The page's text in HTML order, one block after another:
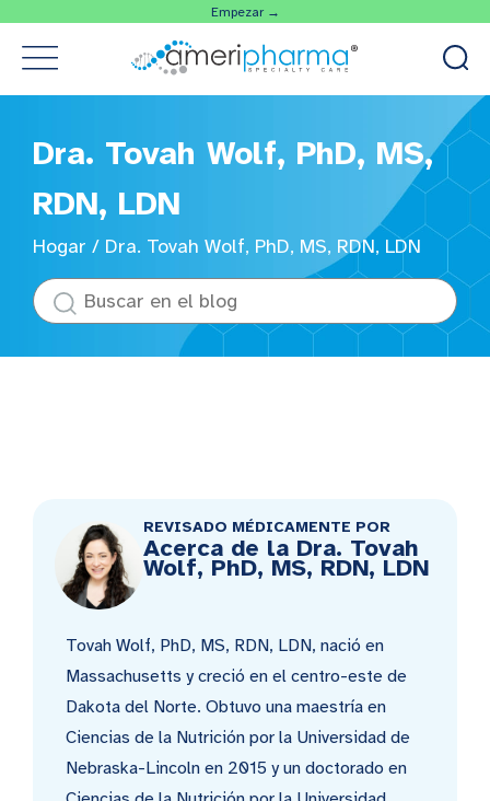
Empezar →
Dra. Tovah Wolf, PhD, MS,
RDN, LDN
Hogar / Dra. Tovah Wolf, PhD, MS, RDN, LDN
REVISADO MÉDICAMENTE POR
Acerca de la Dra. Tovah
Wolf, PhD, MS, RDN, LDN
Tovah Wolf, PhD, MS, RDN, LDN, nació en
Massachusetts y creció en el centro-este de
Dakota del Norte. Obtuvo una maestría en
Ciencias de la Nutrición por la Universidad de
Nebraska-Lincoln en 2015 y un doctorado en